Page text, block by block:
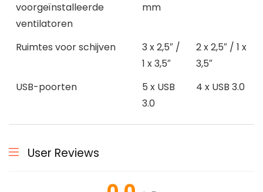
voorgeïnstalleerde
ventilatoren
mm
Ruimtes voor schijven
3 x 2,5″ /
1 x 3,5″
2 x 2,5″ / 1 x
3,5″
USB-poorten
5 x USB
3.0
4 x USB 3.0
User Reviews